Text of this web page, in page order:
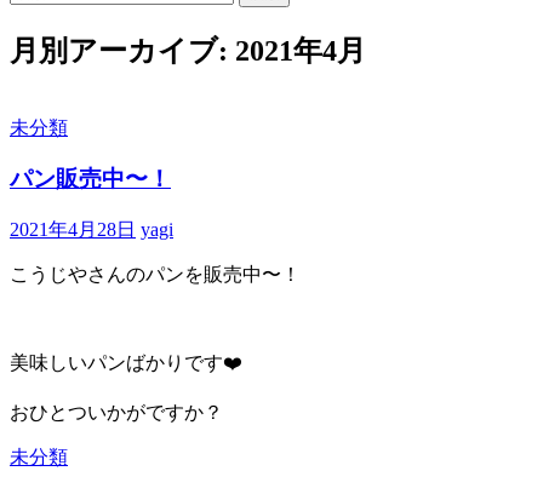
ス
月別アーカイブ: 2021年4月
未分類
パン販売中〜！
2021年4月28日 yagi
こうじやさんのパンを販売中〜！
美味しいパンばかりです❤️
おひとついかがですか？
未分類